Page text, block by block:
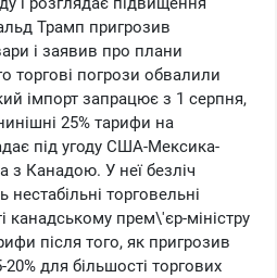
Трамп пригрозив
і заявив про плани
торгові погрози обвалили
імпорт запрацює з 1 серпня,
25% тарифи на
під угоду США-Мексика-
з Канадою. У неї безліч
торговельні
прем\'єр-міністру
після того, як пригрозив
для більшості торгових